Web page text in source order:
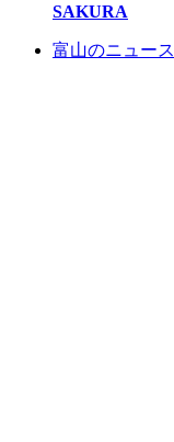
SAKURA
富山のニュース